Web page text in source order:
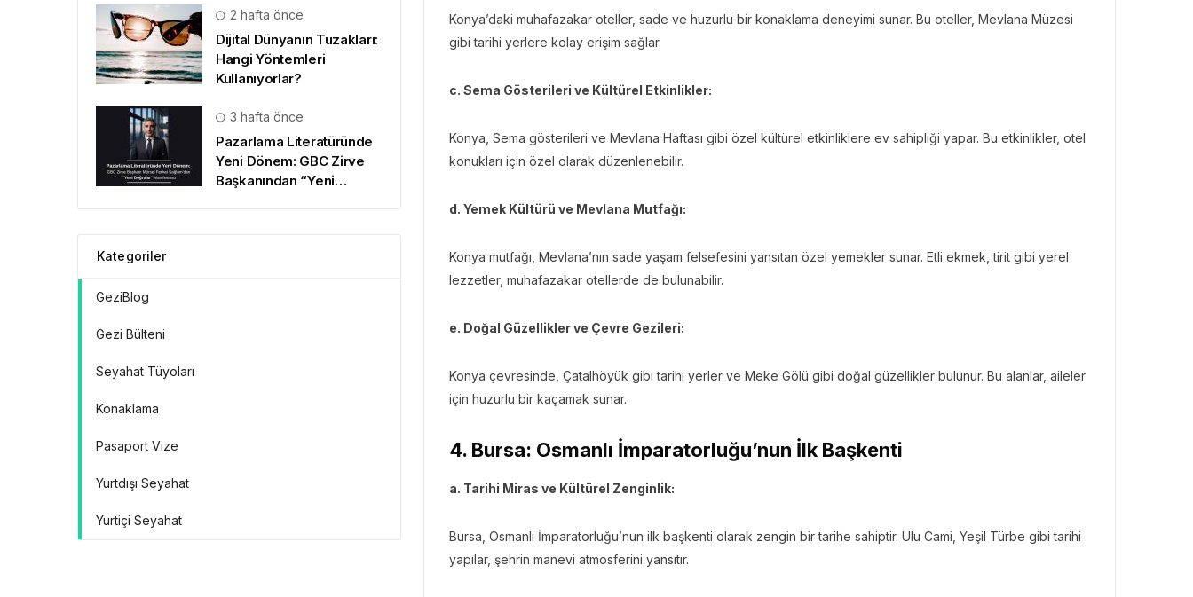
Konya’daki muhafazakar oteller, sade ve huzurlu bir konaklama deneyimi sunar. Bu oteller, Mevlana Müzesi
gibi tarihi yerlere kolay erişim sağlar.
c. Sema Gösterileri ve Kültürel Etkinlikler:
Konya, Sema gösterileri ve Mevlana Haftası gibi özel kültürel etkinliklere ev sahipliği yapar. Bu etkinlikler, otel
konukları için özel olarak düzenlenebilir.
d. Yemek Kültürü ve Mevlana Mutfağı:
Konya mutfağı, Mevlana’nın sade yaşam felsefesini yansıtan özel yemekler sunar. Etli ekmek, tirit gibi yerel
lezzetler, muhafazakar otellerde de bulunabilir.
e. Doğal Güzellikler ve Çevre Gezileri:
Konya çevresinde, Çatalhöyük gibi tarihi yerler ve Meke Gölü gibi doğal güzellikler bulunur. Bu alanlar, aileler
için huzurlu bir kaçamak sunar.
4. Bursa: Osmanlı İmparatorluğu’nun İlk Başkenti
a. Tarihi Miras ve Kültürel Zenginlik:
Bursa, Osmanlı İmparatorluğu’nun ilk başkenti olarak zengin bir tarihe sahiptir. Ulu Cami, Yeşil Türbe gibi tarihi
yapılar, şehrin manevi atmosferini yansıtır.
2 hafta önce
Dijital Dünyanın Tuzakları:
Hangi Yöntemleri
Kullanıyorlar?
3 hafta önce
Pazarlama Literatüründe
Yeni Dönem: GBC Zirve
Başkanından “Yeni
Kategoriler
GeziBlog
Gezi Bülteni
Seyahat Tüyoları
Konaklama
Pasaport Vize
Yurtdışı Seyahat
Yurtiçi Seyahat